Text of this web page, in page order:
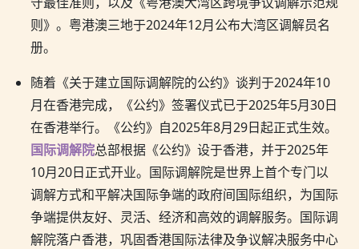
则》。粤港澳三地于2024年12月公布大湾区调解员名
册。
随着《关于建立国际调解院的公约》谈判于2024年10
月在香港完成，《公约》签署仪式已于2025年5月30日
在香港举行。《公约》自2025年8月29日起正式生效。
国际调解院总部根据《公约》设于香港，并于2025年
10月20日正式开业。国际调解院是世界上首个专门以
调解方式和平解决国际争端的政府间国际组织，为国际
争端提供友好、灵活、经济和高效的调解服务。国际调
解院落户香港，巩固香港国际法律及争议解决服务中心